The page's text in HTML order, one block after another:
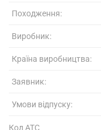
Походження:
Виробник:
Країна виробництва:
Заявник:
Умови відпуску:
Код АТС